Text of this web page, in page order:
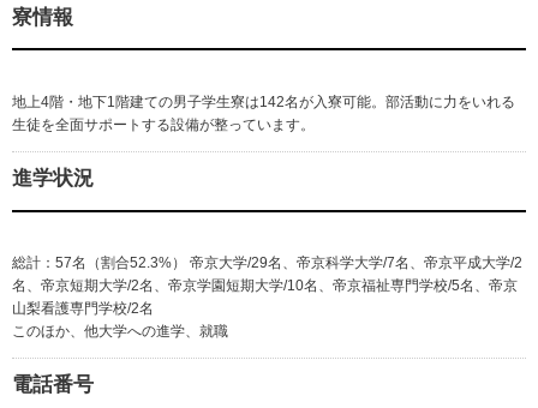
寮情報
地上4階・地下1階建ての男子学生寮は142名が入寮可能。部活動に力をいれる
生徒を全面サポートする設備が整っています。
進学状況
総計：57名（割合52.3%） 帝京大学/29名、帝京科学大学/7名、帝京平成大学/2
名、帝京短期大学/2名、帝京学園短期大学/10名、帝京福祉専門学校/5名、帝京
山梨看護専門学校/2名
このほか、他大学への進学、就職
電話番号